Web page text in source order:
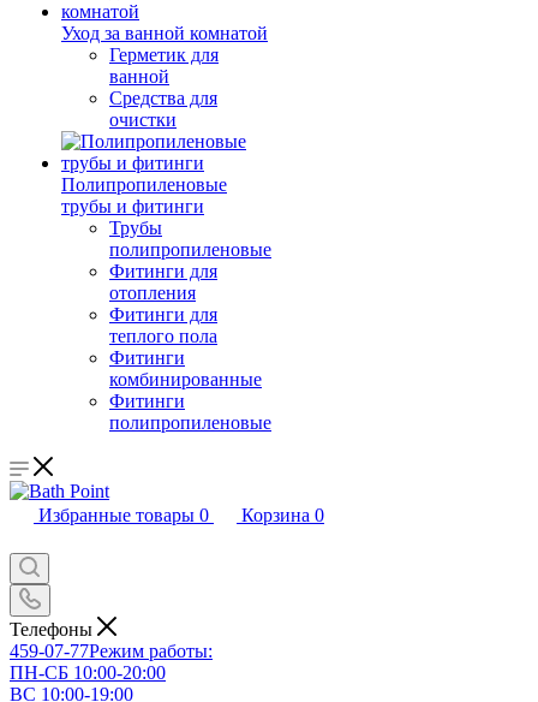
Уход за ванной комнатой
Герметик для
ванной
Средства для
очистки
Полипропиленовые
трубы и фитинги
Трубы
полипропиленовые
Фитинги для
отопления
Фитинги для
теплого пола
Фитинги
комбинированные
Фитинги
полипропиленовые
Избранные товары 0 Корзина 0
Телефоны
459-07-77Режим работы:
ПН-СБ 10:00-20:00
ВС 10:00-19:00